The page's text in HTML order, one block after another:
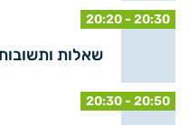
20:20 - 20:30
שאלות
20:30 - 20:50